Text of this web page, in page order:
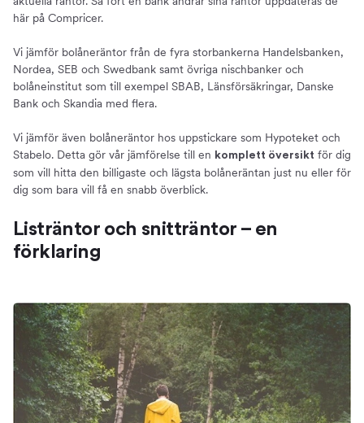
här på Compricer.
Vi jämför bolåneräntor från de fyra storbankerna Handelsbanken,
Nordea, SEB och Swedbank samt övriga nischbanker och
bolåneinstitut som till exempel SBAB, Länsförsäkringar, Danske
Bank och Skandia med flera.
Vi jämför även bolåneräntor hos uppstickare som Hypoteket och
Stabelo. Detta gör vår jämförelse till en komplett översikt för dig
som vill hitta den billigaste och lägsta bolåneräntan just nu eller för
dig som bara vill få en snabb överblick.
Listräntor och snitträntor – en
förklaring